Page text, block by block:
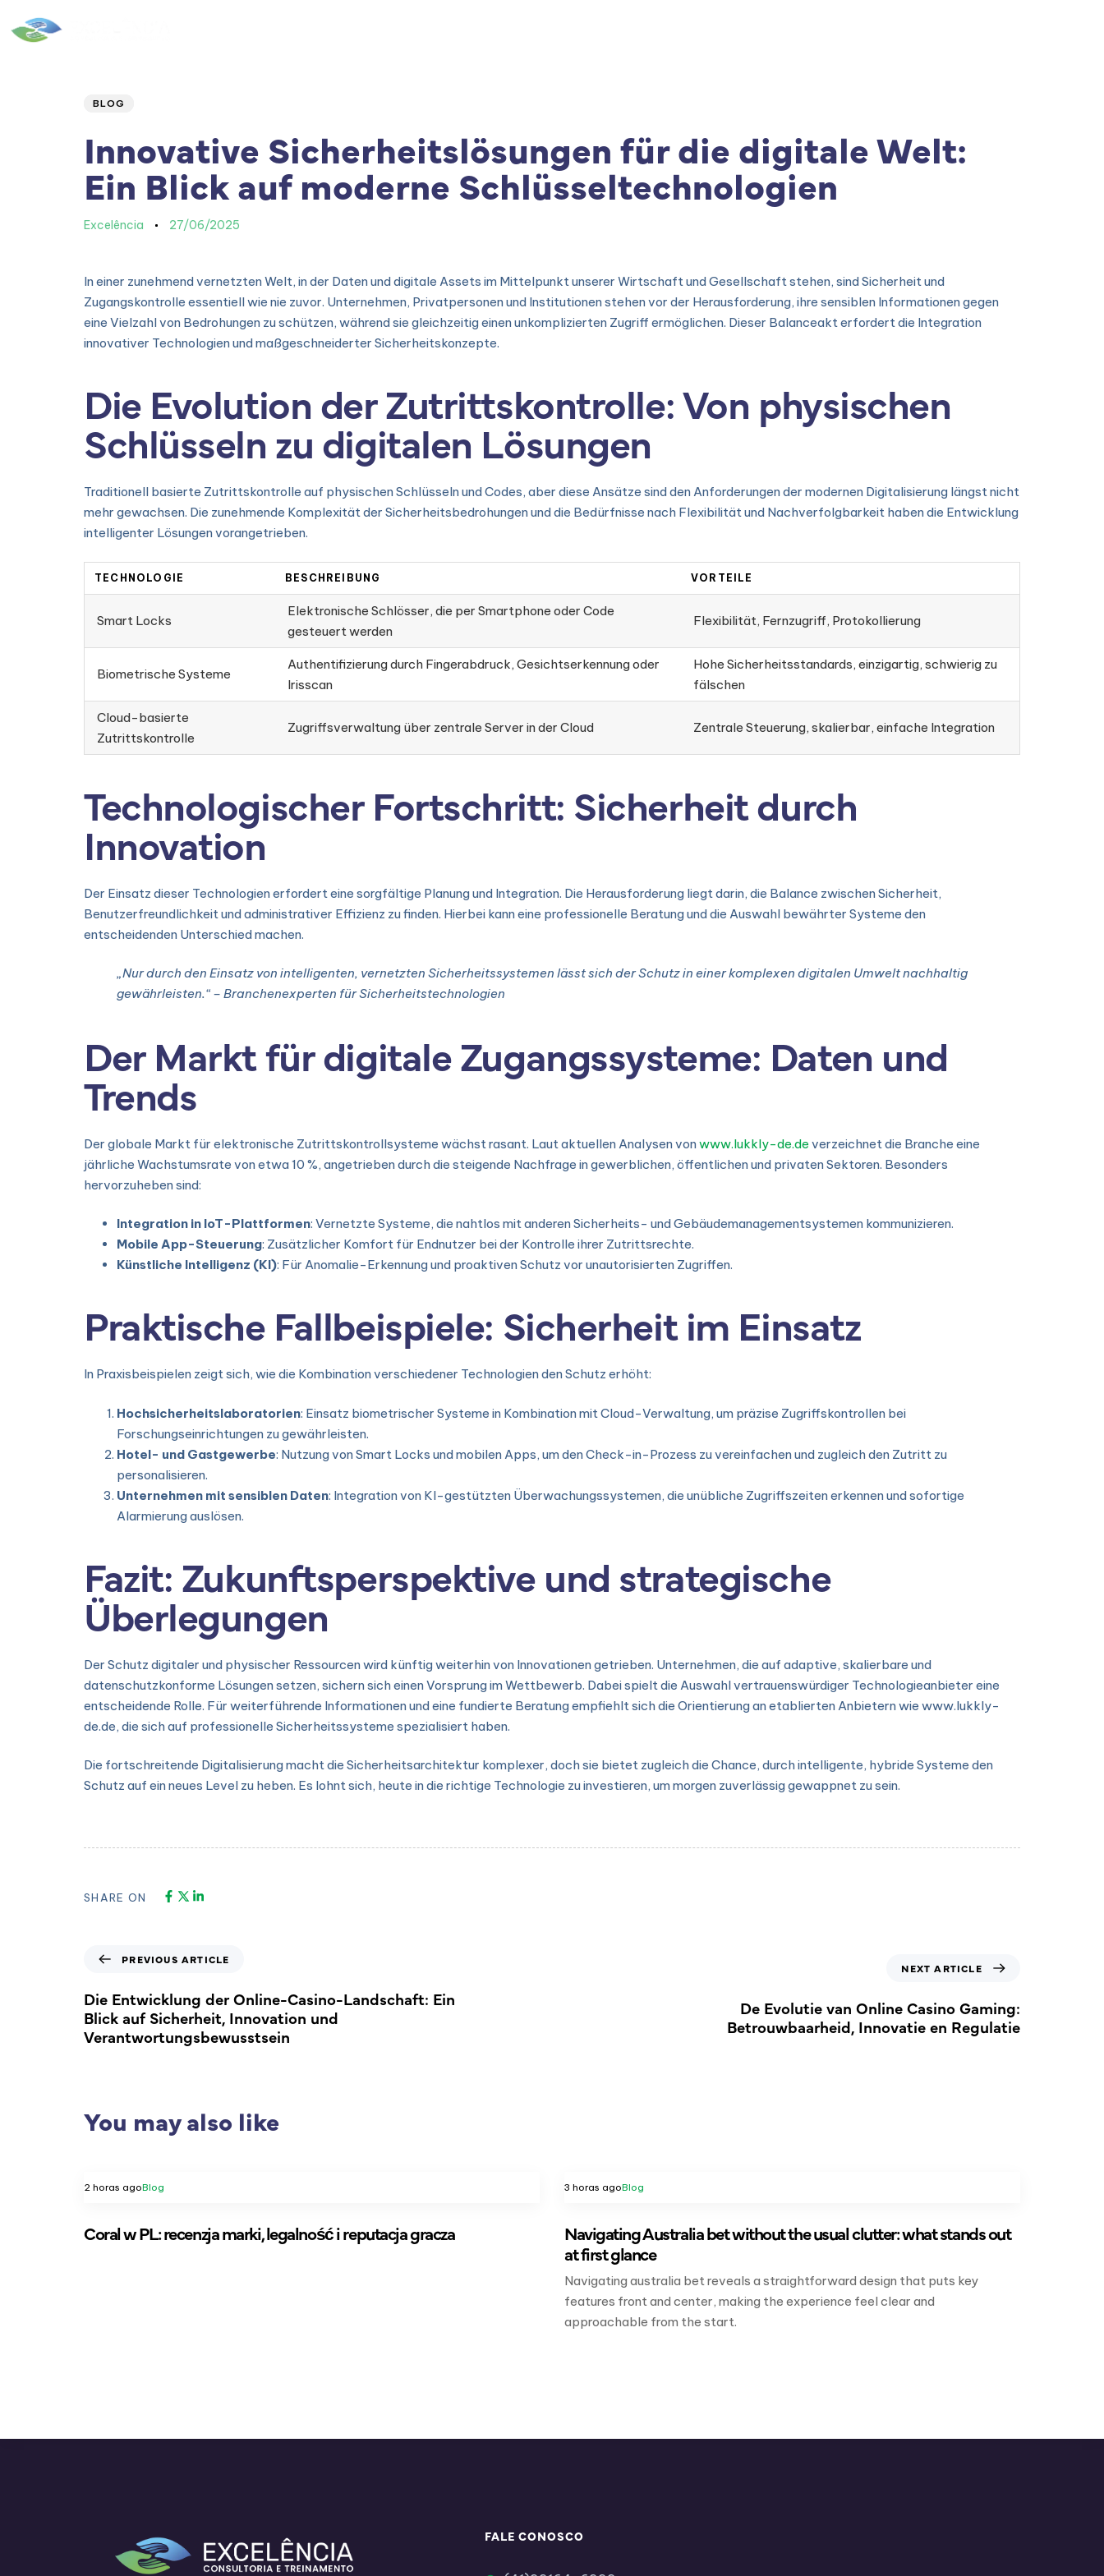
BLOG
Innovative Sicherheitslösungen für die digitale Welt:
Ein Blick auf moderne Schlüsseltechnologien
Excelência 27/06/2025
In einer zunehmend vernetzten Welt, in der Daten und digitale Assets im Mittelpunkt unserer Wirtschaft und Gesellschaft stehen, sind Sicherheit und
Zugangskontrolle essentiell wie nie zuvor. Unternehmen, Privatpersonen und Institutionen stehen vor der Herausforderung, ihre sensiblen Informationen gegen
eine Vielzahl von Bedrohungen zu schützen, während sie gleichzeitig einen unkomplizierten Zugriff ermöglichen. Dieser Balanceakt erfordert die Integration
innovativer Technologien und maßgeschneiderter Sicherheitskonzepte.
Die Evolution der Zutrittskontrolle: Von physischen
Schlüsseln zu digitalen Lösungen
Traditionell basierte Zutrittskontrolle auf physischen Schlüsseln und Codes, aber diese Ansätze sind den Anforderungen der modernen Digitalisierung längst nicht
mehr gewachsen. Die zunehmende Komplexität der Sicherheitsbedrohungen und die Bedürfnisse nach Flexibilität und Nachverfolgbarkeit haben die Entwicklung
intelligenter Lösungen vorangetrieben.
TECHNOLOGIE BESCHREIBUNG VORTEILE
Smart Locks
Elektronische Schlösser, die per Smartphone oder Code
gesteuert werden
Flexibilität, Fernzugriff, Protokollierung
Biometrische Systeme
Authentifizierung durch Fingerabdruck, Gesichtserkennung oder
Irisscan
Hohe Sicherheitsstandards, einzigartig, schwierig zu
fälschen
Cloud-basierte
Zutrittskontrolle
Zugriffsverwaltung über zentrale Server in der Cloud Zentrale Steuerung, skalierbar, einfache Integration
Technologischer Fortschritt: Sicherheit durch
Innovation
Der Einsatz dieser Technologien erfordert eine sorgfältige Planung und Integration. Die Herausforderung liegt darin, die Balance zwischen Sicherheit,
Benutzerfreundlichkeit und administrativer Effizienz zu finden. Hierbei kann eine professionelle Beratung und die Auswahl bewährter Systeme den
entscheidenden Unterschied machen.
„Nur durch den Einsatz von intelligenten, vernetzten Sicherheitssystemen lässt sich der Schutz in einer komplexen digitalen Umwelt nachhaltig
gewährleisten.“ – Branchenexperten für Sicherheitstechnologien
Der Markt für digitale Zugangssysteme: Daten und
Trends
Der globale Markt für elektronische Zutrittskontrollsysteme wächst rasant. Laut aktuellen Analysen vonwww.lukkly-de.de verzeichnet die Branche eine
jährliche Wachstumsrate von etwa 10 %, angetrieben durch die steigende Nachfrage in gewerblichen, öffentlichen und privaten Sektoren. Besonders
hervorzuheben sind:
Integration in IoT-Plattformen: Vernetzte Systeme, die nahtlos mit anderen Sicherheits- und Gebäudemanagementsystemen kommunizieren.
Mobile App-Steuerung: Zusätzlicher Komfort für Endnutzer bei der Kontrolle ihrer Zutrittsrechte.
Künstliche Intelligenz (KI): Für Anomalie-Erkennung und proaktiven Schutz vor unautorisierten Zugriffen.
Praktische Fallbeispiele: Sicherheit im Einsatz
In Praxisbeispielen zeigt sich, wie die Kombination verschiedener Technologien den Schutz erhöht:
Hochsicherheitslaboratorien: Einsatz biometrischer Systeme in Kombination mit Cloud-Verwaltung, um präzise Zugriffskontrollen bei
Forschungseinrichtungen zu gewährleisten.
Hotel- und Gastgewerbe: Nutzung von Smart Locks und mobilen Apps, um den Check-in-Prozess zu vereinfachen und zugleich den Zutritt zu
personalisieren.
Unternehmen mit sensiblen Daten: Integration von KI-gestützten Überwachungssystemen, die unübliche Zugriffszeiten erkennen und sofortige
Alarmierung auslösen.
Fazit: Zukunftsperspektive und strategische
Überlegungen
Der Schutz digitaler und physischer Ressourcen wird künftig weiterhin von Innovationen getrieben. Unternehmen, die auf adaptive, skalierbare und
datenschutzkonforme Lösungen setzen, sichern sich einen Vorsprung im Wettbewerb. Dabei spielt die Auswahl vertrauenswürdiger Technologieanbieter eine
entscheidende Rolle. Für weiterführende Informationen und eine fundierte Beratung empfiehlt sich die Orientierung an etablierten Anbietern wie www.lukkly-
de.de, die sich auf professionelle Sicherheitssysteme spezialisiert haben.
Die fortschreitende Digitalisierung macht die Sicherheitsarchitektur komplexer, doch sie bietet zugleich die Chance, durch intelligente, hybride Systeme den
Schutz auf ein neues Level zu heben. Es lohnt sich, heute in die richtige Technologie zu investieren, um morgen zuverlässig gewappnet zu sein.
SHARE ON
PREVIOUS ARTICLE
Die Entwicklung der Online-Casino-Landschaft: Ein
Blick auf Sicherheit, Innovation und
Verantwortungsbewusstsein
NEXT ARTICLE
De Evolutie van Online Casino Gaming:
Betrouwbaarheid, Innovatie en Regulatie
You may also like
2 horas agoBlog
Coral w PL: recenzja marki, legalność i reputacja gracza
3 horas agoBlog
Navigating Australia bet without the usual clutter: what stands out
at first glance
Navigating australia bet reveals a straightforward design that puts key
features front and center, making the experience feel clear and
approachable from the start.
FALE CONOSCO